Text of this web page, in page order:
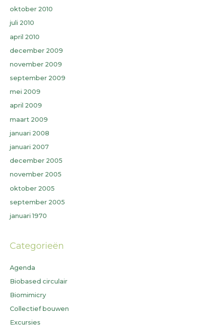
oktober 2010
juli 2010
april 2010
december 2009
november 2009
september 2009
mei 2009
april 2009
maart 2009
januari 2008
januari 2007
december 2005
november 2005
oktober 2005
september 2005
januari 1970
Categorieën
Agenda
Biobased circulair
Biomimicry
Collectief bouwen
Excursies